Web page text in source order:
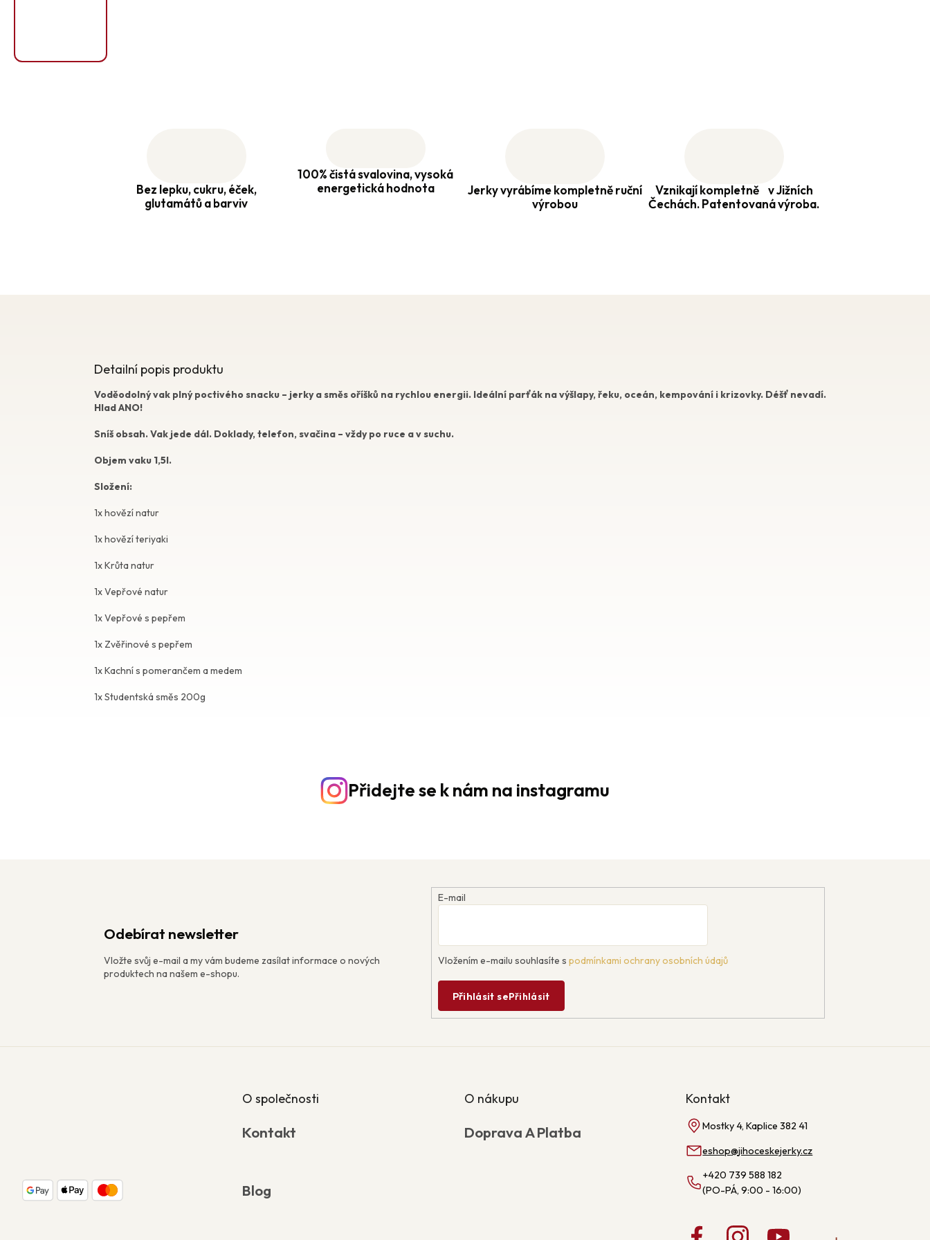
Bez lepku, cukru, éček,
glutamátů a barviv
100% čistá svalovina, vysoká
energetická hodnota
Jerky vyrábíme kompletně ruční
výrobou
Vznikají kompletně v Jižních
Čechách. Patentovaná výroba.
Detailní popis produktu
Voděodolný vak plný poctivého snacku – jerky a směs oříšků na rychlou energii. Ideální parťák na výšlapy, řeku, oceán, kempování i krizovky. Déšť nevadí.
Hlad ANO!
Sníš obsah. Vak jede dál. Doklady, telefon, svačina – vždy po ruce a v suchu.
Objem vaku 1,5l.
Složení:
1x hovězí natur
1x hovězí teriyaki
1x Krůta natur
1x Vepřové natur
1x Vepřové s pepřem
1x Zvěřinové s pepřem
1x Kachní s pomerančem a medem
1x Studentská směs 200g
Přidejte se k nám na instagramu
Odebírat newsletter
Vložte svůj e-mail a my vám budeme zasílat informace o nových
produktech na našem e-shopu.
E-mail
Vložením e-mailu souhlasíte s podmínkami ochrany osobních údajů
Přihlásit sePřihlásit
O společnosti
Kontakt
Blog
O nákupu
Doprava A Platba
Kontakt
Mostky 4, Kaplice 382 41
eshop@jihoceskejerky.cz
+420 739 588 182